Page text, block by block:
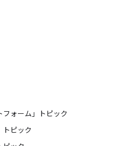
ォーム」トピック
トピック